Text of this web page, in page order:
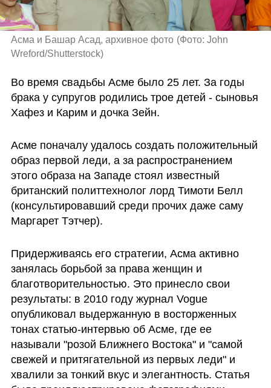
Асма и Башар Асад, архивное фото (Фото: John
Wreford/Shutterstock)
Во время свадьбы Асме было 25 лет. За годы
брака у супругов родились трое детей - сыновья
Хафез и Карим и дочка Зейн.
Асме поначалу удалось создать положительный
образ первой леди, а за распространением
этого образа на Западе стоял известный
британский политтехнолог лорд Тимоти Белл
(консультировавший среди прочих даже саму
Маргарет Тэтчер).
Придерживаясь его стратегии, Асма активно
занялась борьбой за права женщин и
благотворительностью. Это принесло свои
результаты: в 2010 году журнал Vogue
опубликовал выдержанную в восторженных
тонах статью-интервью об Асме, где ее
называли "розой Ближнего Востока" и "самой
свежей и притягательной из первых леди" и
хвалили за тонкий вкус и элегантность. Статья